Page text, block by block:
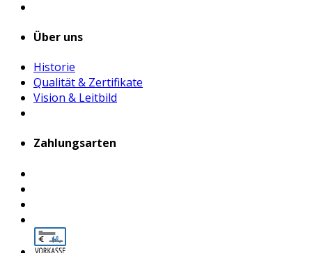
Über uns
Historie
Qualität & Zertifikate
Vision & Leitbild
Zahlungsarten